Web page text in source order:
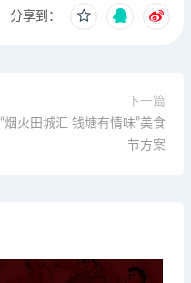
分享到：
下一篇
“烟火田城汇 钱塘有情味”美食
节方案